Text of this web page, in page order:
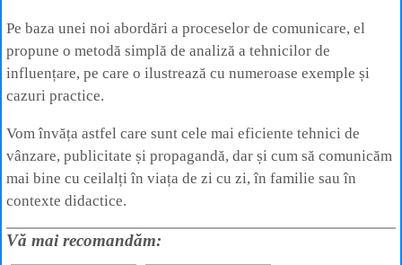
Pe baza unei noi abordări a proceselor de comunicare, el
propune o metodă simplă de analiză a tehnicilor de
influențare, pe care o ilustrează cu numeroase exemple și
cazuri practice.
Vom învăța astfel care sunt cele mai eficiente tehnici de
vânzare, publicitate și propagandă, dar și cum să comunicăm
mai bine cu ceilalți în viața de zi cu zi, în familie sau în
contexte didactice.
Vă mai recomandăm: